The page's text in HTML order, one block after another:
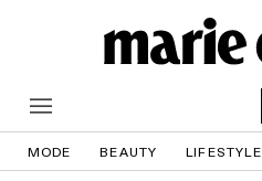
MODE BEAUTY LIFESTYLE